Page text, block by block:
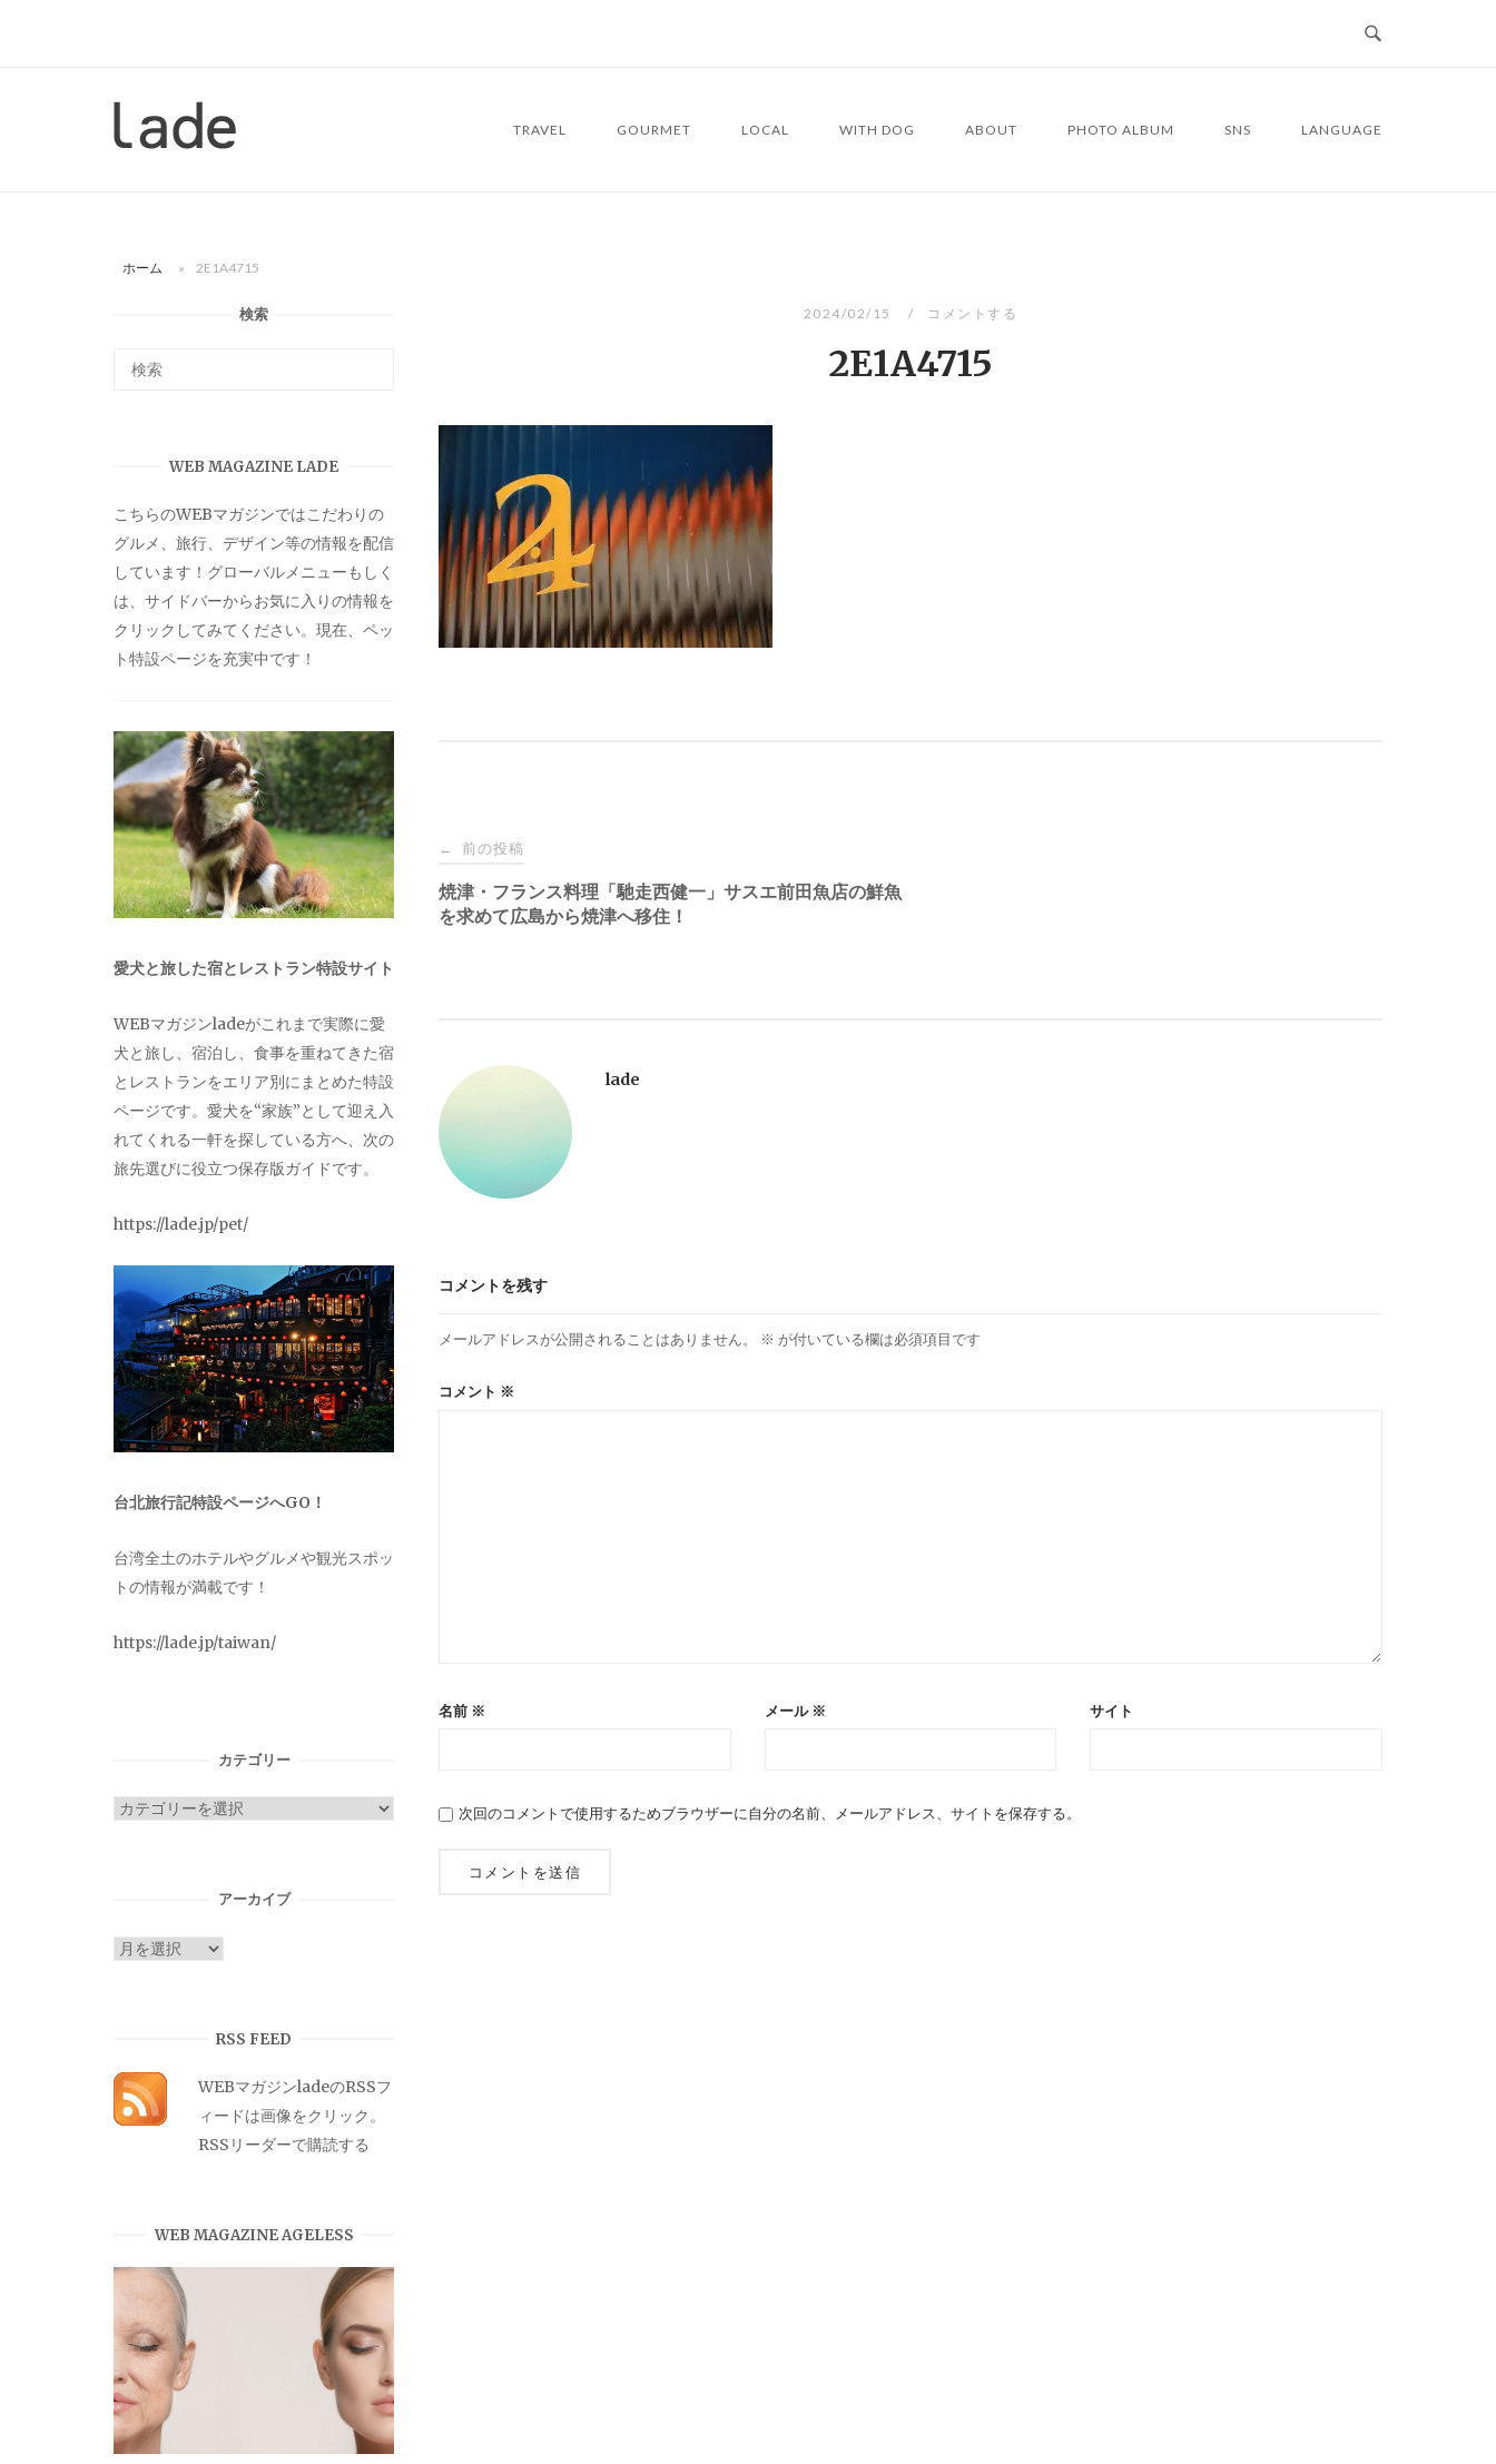
ー
TRAVEL GOURMET LOCAL WITH DOG ABOUT PHOTO ALBUM SNS LANGUAGE
ホーム » 2E1A4715
2024/02/15 コメントする
2E1A4715
投
稿
ゲ
ー
シ
ン
← 前の投稿
焼津・フランス料理「馳走西健一」サスエ前田魚店の鮮魚
を求めて広島から焼津へ移住！
lade
コメントを残す
メールアドレスが公開されることはありません。 ※ が付いている欄は必須項目です
コメント ※
名前 ※ メール ※ サイト
次回のコメントで使用するためブラウザーに自分の名前、メールアドレス、サイトを保存する。
検索
WEB MAGAZINE LADE
こちらのWEBマガジンではこだわりの
グルメ、旅行、デザイン等の情報を配信
しています！グローバルメニューもしく
は、サイドバーからお気に入りの情報を
クリックしてみてください。現在、ペッ
ト特設ページを充実中です！
愛犬と旅した宿とレストラン特設サイト
WEBマガジンladeがこれまで実際に愛
犬と旅し、宿泊し、食事を重ねてきた宿
とレストランをエリア別にまとめた特設
ページです。愛犬を“家族”として迎え入
れてくれる一軒を探している方へ、次の
旅先選びに役立つ保存版ガイドです。
https://lade.jp/pet/
台北旅行記特設ページへGO！
台湾全土のホテルやグルメや観光スポッ
トの情報が満載です！
https://lade.jp/taiwan/
カテゴリー
カ
アーカイブ
ア
RSS FEED
WEBマガジンladeのRSSフ
ィードは画像をクリック。
RSSリーダーで購読する
WEB MAGAZINE AGELESS